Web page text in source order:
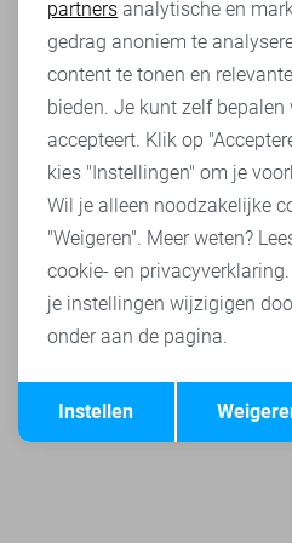
Marketing cookies
Terug
partners analytische en
gedrag anoniem te
content te tonen en
bieden. Je kunt zelf bepalen
accepteert. Klik op
kies "Instellingen" om je
Wil je alleen noodzakelijke
"Weigeren". Meer weten?
cookie- en
je instellingen wijzigigen
onder aan de pagina.
Instellen